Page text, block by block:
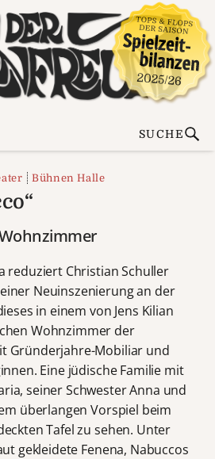
SUCHE
Bühnen Halle
reduziert Christian Schuller
Neuinszenierung an der
in einem von Jens Kilian
Wohnzimmer der
Gründerjahre-Mobiliar und
Eine jüdische Familie mit
seiner Schwester Anna und
überlangen Vorspiel beim
Tafel zu sehen. Unter
gekleidete Fenena, Nabuccos